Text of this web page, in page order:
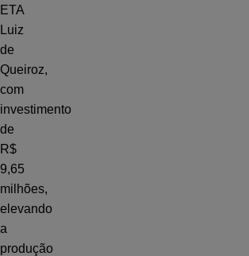
ETA
Luiz
de
Queiroz,
com
investimento
de
R$
9,65
milhões,
elevando
a
produção